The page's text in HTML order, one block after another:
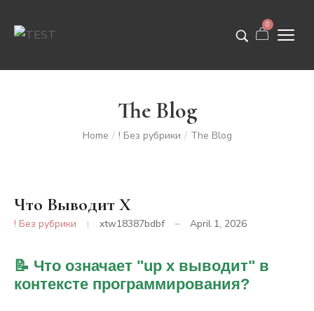
0
The Blog
Home / ! Без рубрики / The Blog
Что Выводит X
! Без рубрики xtw18387bdbf April 1, 2026
📝 Что означает "up x выводит" в
контексте программирования?